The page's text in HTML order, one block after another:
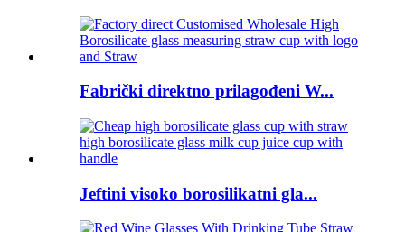
Fabrički direktno prilagođeni W...
Jeftini visoko borosilikatni gla...